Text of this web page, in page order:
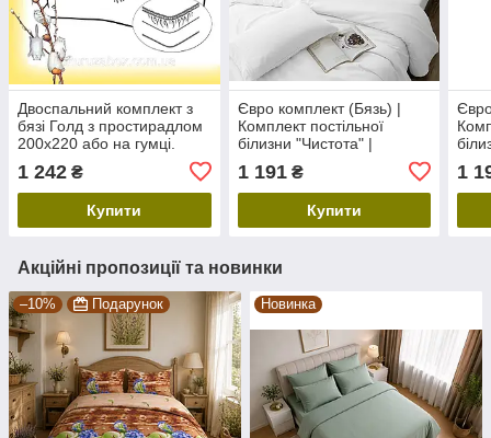
Двоспальний комплект з
бязі Голд з простирадлом
200х220 або на гумці.
простирадла і малюнку
1 242 ₴
Купити
Євро комплект (Бязь) |
Комплект постільної
білизни "Чистота" |
білий
1 191₴
Купити
1
Акційні пропозиції та новинки
–10% Подарунок Новинка